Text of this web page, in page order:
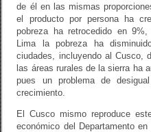
de él en las mismas
el producto por persona ha
pobreza ha retrocedido en
Lima la pobreza ha
ciudades, incluyendo al Cusco,
las áreas rurales de la sierra ha
pues un problema de
crecimiento.
El Cusco mismo reproduce
económico del Departamento